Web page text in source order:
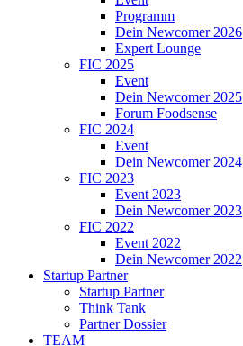
Programm
Dein Newcomer 2026
Expert Lounge
FIC 2025
Event
Dein Newcomer 2025
Forum Foodsense
FIC 2024
Event
Dein Newcomer 2024
FIC 2023
Event 2023
Dein Newcomer 2023
FIC 2022
Event 2022
Dein Newcomer 2022
Startup Partner
Startup Partner
Think Tank
Partner Dossier
TEAM